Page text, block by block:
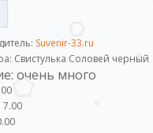
Suvenir-33.ru
Свистулька Соловей черный
очень много